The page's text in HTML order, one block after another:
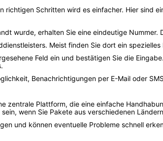
Schritten wird es einfacher. Hier sind
wurde, erhalten Sie eine eindeutige Nummer.
Meist finden Sie dort ein
Feld ein und bestätigen Sie die
Benachrichtigungen per E-Mail oder
zentrale Plattform, die eine einfache
wenn Sie Pakete aus verschiedenen
und können eventuelle Probleme schnell